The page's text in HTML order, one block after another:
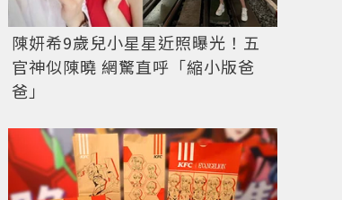
陳妍希9歲兒小星星近照曝光！五
官神似陳曉 網驚直呼「縮小版爸
爸」